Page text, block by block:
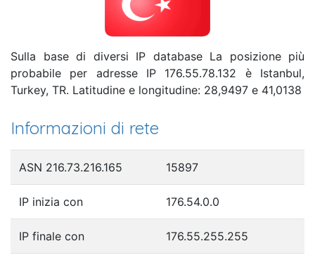
Sulla base di diversi IP database La posizione più
probabile per adresse IP 176.55.78.132 è Istanbul,
Turkey, TR. Latitudine e longitudine: 28,9497 e 41,0138
Informazioni di rete
ASN 216.73.216.165 15897
IP inizia con 176.54.0.0
IP finale con 176.55.255.255